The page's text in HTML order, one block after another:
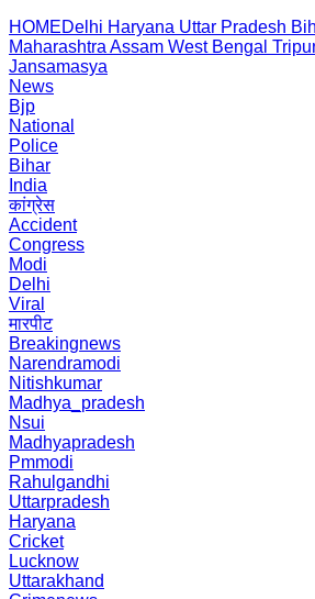
HOMEDelhi Haryana Uttar Pradesh
Maharashtra Assam West Bengal
Jansamasya
News
Bjp
National
Police
Bihar
India
कांग्रेस
Accident
Congress
Modi
Delhi
Viral
मारपीट
Breakingnews
Narendramodi
Nitishkumar
Madhya_pradesh
Nsui
Madhyapradesh
Pmmodi
Rahulgandhi
Uttarpradesh
Haryana
Cricket
Lucknow
Uttarakhand